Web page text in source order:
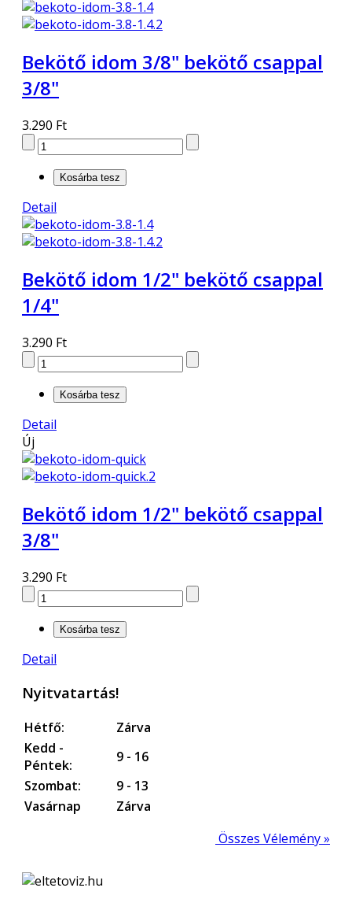
Bekötő idom 3/8" bekötő csappal
3/8"
3.290 Ft
Detail
Bekötő idom 1/2" bekötő csappal
1/4"
3.290 Ft
Detail
Új
Bekötő idom 1/2" bekötő csappal
3/8"
3.290 Ft
Detail
Nyitvatartás!
Hétfő:
Zárva
Kedd -
Péntek:
9 - 16
Szombat:
9 - 13
Vasárnap
Zárva
Összes Vélemény »